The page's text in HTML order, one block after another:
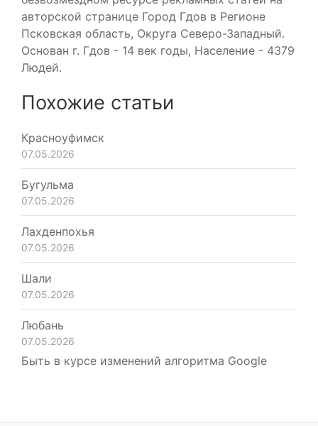
авторской странице Город Гдов в Регионе
Псковская область, Округа Северо-Западный.
Основан г. Гдов - 14 век годы, Население - 4379
Людей.
Похожие статьи
Красноуфимск
07.05.2026
Бугульма
07.05.2026
Лахденпохья
07.05.2026
Шали
07.05.2026
Любань
07.05.2026
Быть в курсе изменений алгоритма Google